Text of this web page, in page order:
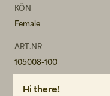
KÖN
Female
ART.NR
105008-100
SKÖTSELRÅD
Hi there!